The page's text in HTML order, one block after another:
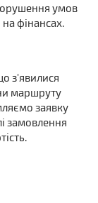
умов
фінансах.
з'явилися
маршруту
заявку
замовлення